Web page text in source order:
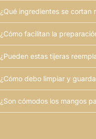
¿Qué ingredientes se cortan
¿Cómo facilitan la
¿Pueden estas tijeras
¿Cómo debo limpiar y
¿Son cómodos los mangos